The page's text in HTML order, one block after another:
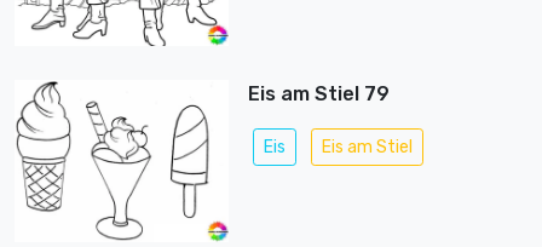
Eis am Stiel 79
Eis Eis am Stiel